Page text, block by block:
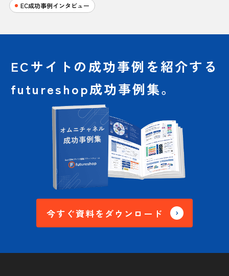
EC成功事例インタビュー
ECサイトの成功事例を紹介する
futureshop成功事例集。
今すぐ資料をダウンロード